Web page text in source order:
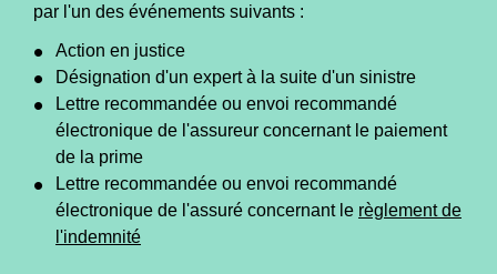
par l'un des événements suivants :
Action en justice
Désignation d'un expert à la suite d'un sinistre
Lettre recommandée ou envoi recommandé
électronique de l'assureur concernant le paiement
de la prime
Lettre recommandée ou envoi recommandé
électronique de l'assuré concernant le règlement de
l'indemnité